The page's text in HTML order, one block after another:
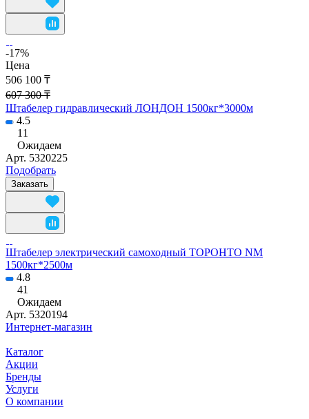
-17%
Цена
506 100 ₸
607 300 ₸
Штабелер гидравлический ЛОНДОН 1500кг*3000м
4.5
11
Ожидаем
Арт. 5320225
Подобрать
Заказать
Штабелер электрический самоходный ТОРОНТО NM
1500кг*2500м
4.8
41
Ожидаем
Арт. 5320194
Интернет-магазин
Каталог
Акции
Бренды
Услуги
О компании